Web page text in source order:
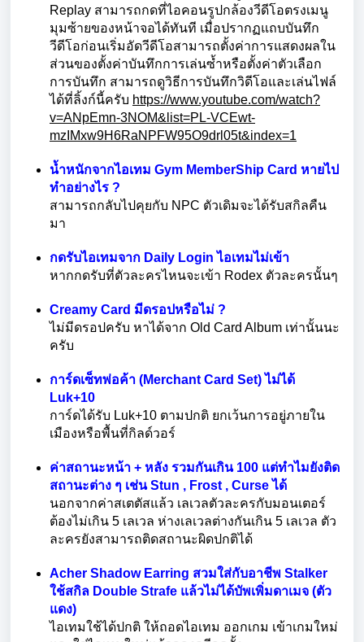
Replay สามารถกดที่ไอคอนรูปกล้องวีดีโอตรงเมนู
มุมซ้ายของหน้าจอได้ทันที เมื่อปรากฏแถบบันทึก
วีดีโอก่อนเริ่มอัดวีดีโอสามารถตั้งค่าการแสดงผลใน
ส่วนของตั้งค่าบันทึกการเล่นซ้ำหรือตั้งค่าตัวเลือก
การบันทึก สามารถดูวิธีการบันทึกวิดีโอและเล่นไฟล์
ได้ที่ลิ้งก์นี้ครับ https://www.youtube.com/watch?
v=ANpEmn-3NOM&list=PL-VCEwt-
mzIMxw9H6RaNPFW95O9drl05t&index=1
น้ำหนักจากไอเทม Gym MemberShip Card หายไป
ทำอย่างไร ?
สามารถกลับไปคุยกับ NPC ตัวเดิมจะได้รับสกิลคืน
มา
กดรับไอเทมจาก Daily Login ไอเทมไม่เข้า
หากกดรับที่ตัวละครไหนจะเข้า Rodex ตัวละครนั้นๆ
Creamy Card มีดรอปหรือไม่ ?
ไม่มีดรอปครับ หาได้จาก Old Card Album เท่านั้นนะ
ครับ
การ์ดเซ็ทพ่อค้า (Merchant Card Set) ไม่ได้
Luk+10
การ์ดได้รับ Luk+10 ตามปกติ ยกเว้นการอยู่ภายใน
เมืองหรือพื้นที่กิลด์วอร์
ค่าสถานะหน้า + หลัง รวมกันเกิน 100 แต่ทำไมยังติด
สถานะต่าง ๆ เช่น Stun , Frost , Curse ได้
นอกจากค่าสเตตัสแล้ว เลเวลตัวละครกับมอนเตอร์
ต้องไม่เกิน 5 เลเวล ห่างเลเวลต่างกันเกิน 5 เลเวล ตัว
ละครยังสามารถติดสถานะผิดปกติได้
Acher Shadow Earring สวมใส่กับอาชีพ Stalker
ใช้สกิล Double Strafe แล้วไม่ได้บัพเพิ่มดาเมจ (ตัว
แดง)
ไอเทมใช้ได้ปกติ ให้ถอดไอเทม ออกเกม เข้าเกมใหม่